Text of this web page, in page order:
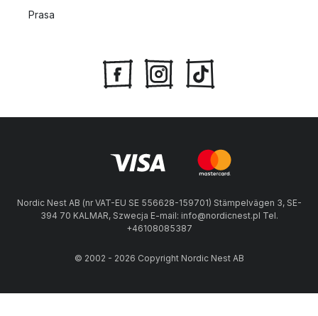
Prasa
Nordic Nest AB (nr VAT-EU SE 556628-159701) Stämpelvägen 3, SE-
394 70 KALMAR, Szwecja E-mail: info@nordicnest.pl Tel.
+46108085387
© 2002 - 2026 Copyright Nordic Nest AB